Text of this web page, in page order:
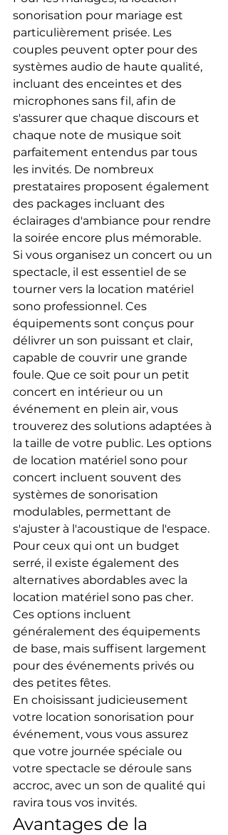
sonorisation pour mariage est
particulièrement prisée. Les
couples peuvent opter pour des
systèmes audio de haute qualité,
incluant des enceintes et des
microphones sans fil, afin de
s'assurer que chaque discours et
chaque note de musique soit
parfaitement entendus par tous
les invités. De nombreux
prestataires proposent également
des packages incluant des
éclairages d'ambiance pour rendre
la soirée encore plus mémorable.
Si vous organisez un concert ou un
spectacle, il est essentiel de se
tourner vers la location matériel
sono professionnel. Ces
équipements sont conçus pour
délivrer un son puissant et clair,
capable de couvrir une grande
foule. Que ce soit pour un petit
concert en intérieur ou un
événement en plein air, vous
trouverez des solutions adaptées à
la taille de votre public. Les options
de location matériel sono pour
concert incluent souvent des
systèmes de sonorisation
modulables, permettant de
s'ajuster à l'acoustique de l'espace.
Pour ceux qui ont un budget
serré, il existe également des
alternatives abordables avec la
location matériel sono pas cher.
Ces options incluent
généralement des équipements
de base, mais suffisent largement
pour des événements privés ou
des petites fêtes.
En choisissant judicieusement
votre location sonorisation pour
événement, vous vous assurez
que votre journée spéciale ou
votre spectacle se déroule sans
accroc, avec un son de qualité qui
ravira tous vos invités.
Avantages de la